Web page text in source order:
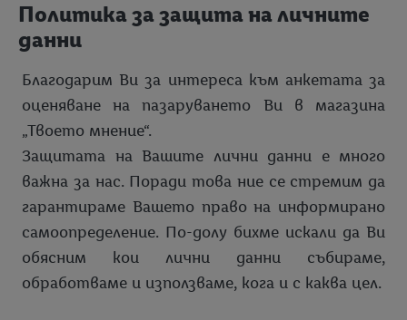
Защита на личните данни
Lidl Plus Бисквитки
Защита на данните на нашите уебсайтове
Lidl Plus – Защита на лични данни
Декларация за защита на личните данни на нашите
страници в социалните медии
Информация за защитата на личните данни и Вашите
законови права при връзка с клиентската линия
Политика за защита на личните данни на търговски
Политика за защита на личните
данни
Благодарим Ви за интереса към анкетата за
оценяване на пазаруването Ви в магазина
„Твоето мнение“.
Защитата на Вашите лични данни е много
важна за нас. Поради това ние се стремим да
гарантираме Вашето право на информирано
самоопределение. По-долу бихме искали да Ви
обясним кои лични данни събираме,
обработваме и използваме, кога и с каква цел.